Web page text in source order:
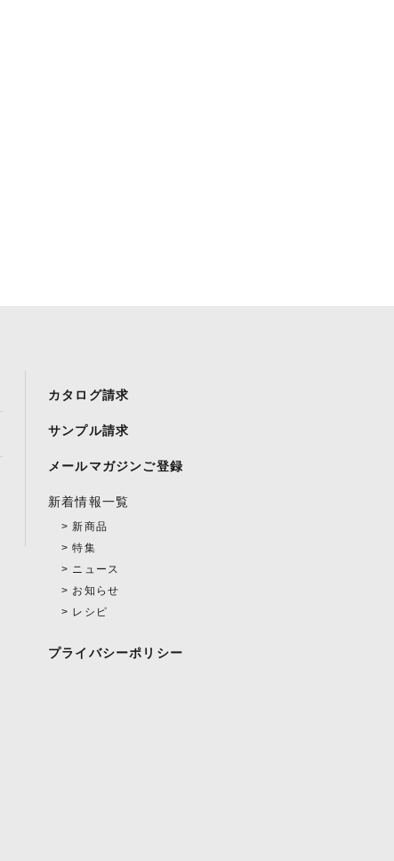
カタログ請求
サンプル請求
メールマガジンご登録
新着情報一覧
新商品
特集
ニュース
お知らせ
レシピ
プライバシーポリシー